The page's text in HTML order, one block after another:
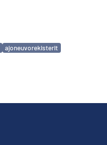
ajoneuvorekisterit